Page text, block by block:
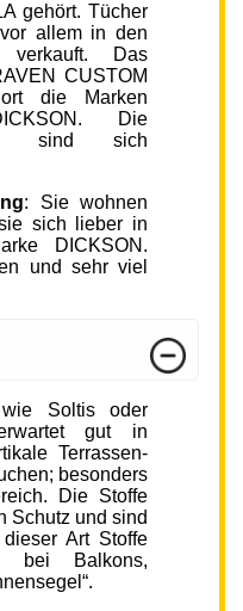
gehört. Tücher
allem in den
verkauft. Das
CUSTOM
die Marken
Die
sind sich
: Sie wohnen
sich lieber in
DICKSON.
und sehr viel
wie Soltis oder
gut in
Terrassen-
besonders
Die Stoffe
Schutz und sind
Art Stoffe
bei Balkons,